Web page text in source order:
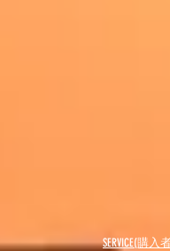
SERVICE(購